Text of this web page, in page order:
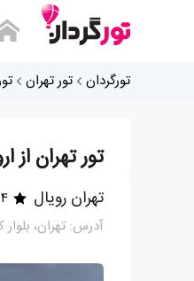
تورگردان تور تهران
تور تهران از
تهران رویال 4 ستاره
آدرس: تهران،